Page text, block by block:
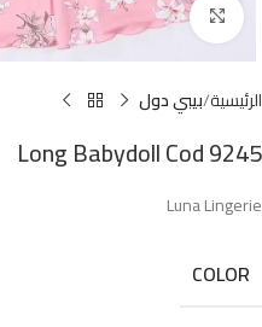
Click to enlarge
الرئيسية بيبي دول
Long Babydoll Cod 9245
Luna Lingerie
COLOR